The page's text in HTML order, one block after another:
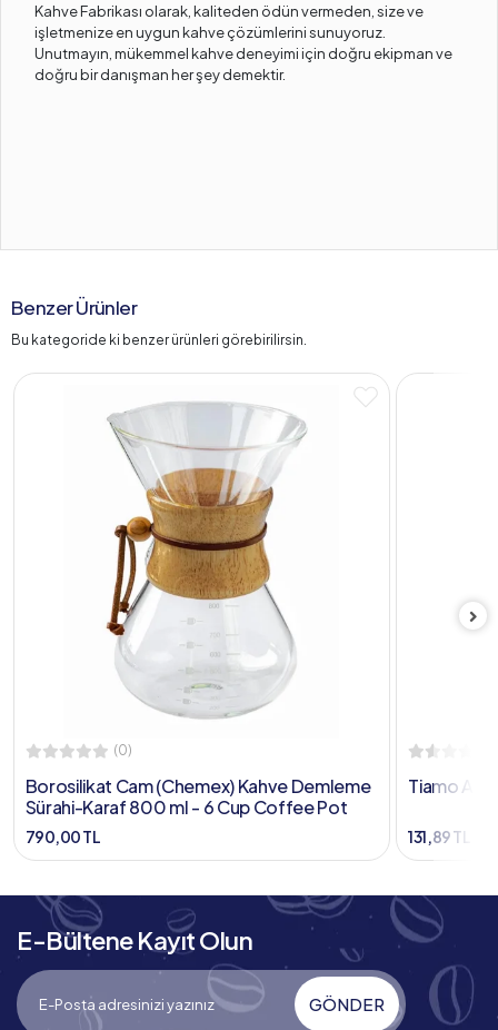
Kahve Fabrikası olarak, kaliteden ödün vermeden, size ve
işletmenize en uygun kahve çözümlerini sunuyoruz.
Unutmayın, mükemmel kahve deneyimi için doğru ekipman ve
doğru bir danışman her şey demektir.
Benzer Ürünler
Bu kategoride ki benzer ürünleri görebirilirsin.
(0)
Borosilikat Cam (Chemex) Kahve Demleme
Sürahi-Karaf 800 ml - 6 Cup Coffee Pot
790,00 TL
Tiamo
131,89 TL
E-Bültene Kayıt Olun
GÖNDER